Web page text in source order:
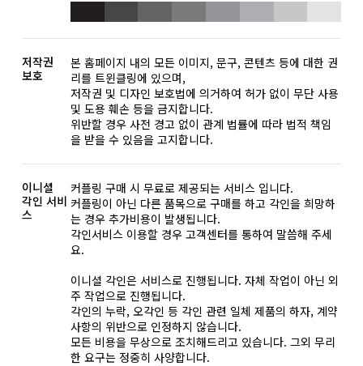
저작권
보호
본 홈페이지 내의 모든 이미지, 문구, 콘텐츠 등에 대한 권
리를 트윈클링에 있으며,
저작권 및 디자인 보호법에 의거하여 허가 없이 무단 사용
및 도용 훼손 등을 금지합니다.
위반할 경우 사전 경고 없이 관계 법률에 따라 법적 책임
을 받을 수 있음을 고지합니다.
이니셜
각인 서비
스
커플링 구매 시 무료로 제공되는 서비스 입니다.
커플링이 아닌 다른 품목으로 구매를 하고 각인을 희망하
는 경우 추가비용이 발생됩니다.
각인서비스 이용할 경우 고객센터를 통하여 말씀해 주세
요.
이니셜 각인은 서비스로 진행됩니다. 자체 작업이 아닌 외
주 작업으로 진행됩니다.
각인의 누락, 오각인 등 각인 관련 일체 제품의 하자, 계약
사항의 위반으로 인정하지 않습니다.
모든 비용을 무상으로 조치해드리고 있습니다. 그외 무리
한 요구는 정중히 사양합니다.